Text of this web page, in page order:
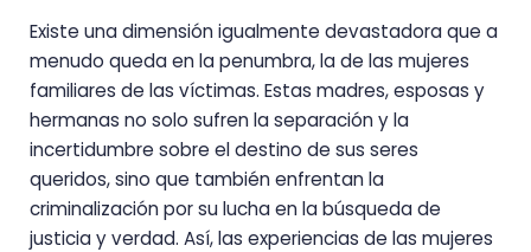
Existe una dimensión igualmente devastadora que a
menudo queda en la penumbra, la de las mujeres
familiares de las víctimas. Estas madres, esposas y
hermanas no solo sufren la separación y la
incertidumbre sobre el destino de sus seres
queridos, sino que también enfrentan la
criminalización por su lucha en la búsqueda de
justicia y verdad. Así, las experiencias de las mujeres